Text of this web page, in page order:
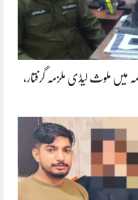
میں ملوث لیڈی ملزمہ گرفتار،